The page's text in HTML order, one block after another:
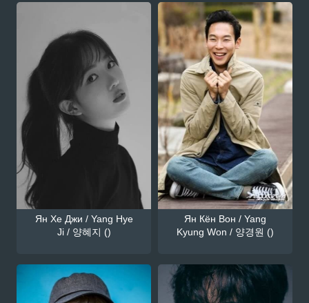
Ян Хе Джи / Yang Hye
Ji / 양혜지 ()
Ян Кён Вон / Yang
Kyung Won / 양경원 ()